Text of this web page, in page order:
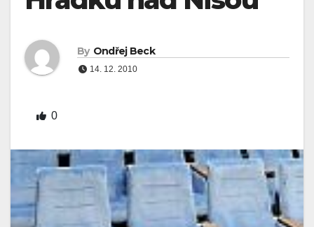
By Ondřej Beck
14. 12. 2010
0